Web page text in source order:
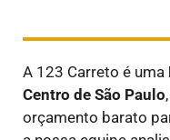
A 123 Carreto é uma
Centro de São Paulo
orçamento barato